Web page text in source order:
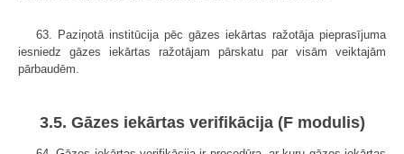
63. Paziņotā institūcija pēc gāzes iekārtas ražotāja pieprasījuma
iesniedz gāzes iekārtas ražotājam pārskatu par visām veiktajām
pārbaudēm.
3.5. Gāzes iekārtas verifikācija (F modulis)